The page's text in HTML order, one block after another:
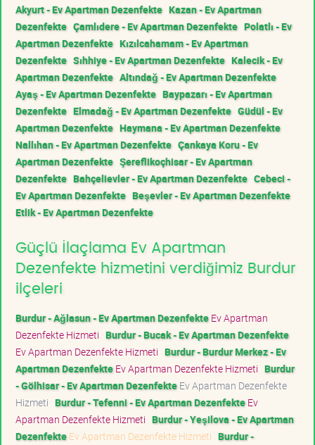
Akyurt - Ev Apartman Dezenfekte Kazan - Ev Apartman
Dezenfekte Çamlıdere - Ev Apartman Dezenfekte Polatlı - Ev
Apartman Dezenfekte Kızılcahamam - Ev Apartman
Dezenfekte Sıhhiye - Ev Apartman Dezenfekte Kalecik - Ev
Apartman Dezenfekte Altındağ - Ev Apartman Dezenfekte
Ayaş - Ev Apartman Dezenfekte Baypazarı - Ev Apartman
Dezenfekte Elmadağ - Ev Apartman Dezenfekte Güdül - Ev
Apartman Dezenfekte Haymana - Ev Apartman Dezenfekte
Nallıhan - Ev Apartman Dezenfekte Çankaya Koru - Ev
Apartman Dezenfekte Şereflikoçhisar - Ev Apartman
Dezenfekte Bahçelievler - Ev Apartman Dezenfekte Cebeci -
Ev Apartman Dezenfekte Beşevler - Ev Apartman Dezenfekte
Etlik - Ev Apartman Dezenfekte
Güçlü İlaçlama Ev Apartman
Dezenfekte hizmetini verdiğimiz Burdur
ilçeleri
Burdur - Ağlasun - Ev Apartman DezenfekteEv Apartman
Dezenfekte Hizmeti Burdur - Bucak - Ev Apartman Dezenfekte
Ev Apartman Dezenfekte Hizmeti Burdur - Burdur Merkez - Ev
Apartman DezenfekteEv Apartman Dezenfekte Hizmeti Burdur
- Gölhisar - Ev Apartman DezenfekteEv Apartman Dezenfekte
Hizmeti Burdur - Tefenni - Ev Apartman DezenfekteEv
Apartman Dezenfekte Hizmeti Burdur - Yeşilova - Ev Apartman
DezenfekteEv Apartman Dezenfekte Hizmeti Burdur -